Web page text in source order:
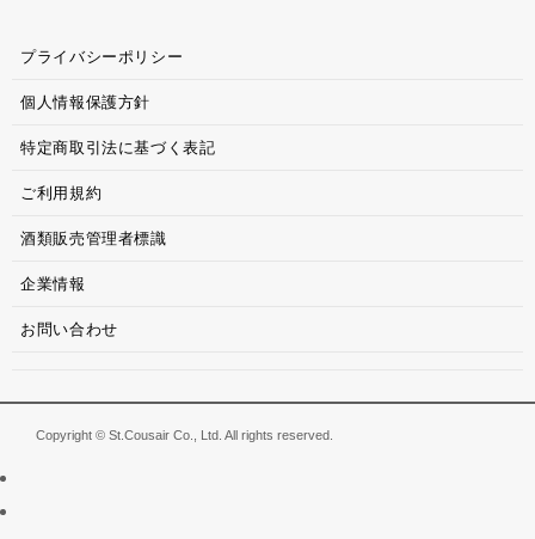
プライバシーポリシー
個人情報保護方針
特定商取引法に基づく表記
ご利用規約
酒類販売管理者標識
企業情報
お問い合わせ
Copyright © St.Cousair Co., Ltd. All rights reserved.